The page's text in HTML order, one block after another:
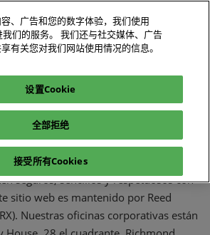
子工厂设施展
1995, Reed Exhibitions
para desarrollar servicios de internet y
seguros, sencillos y respetuosos con
sitio web es mantenido por Reed
Nuestras oficinas corporativas están
、广告和您的数字体验，我们使用
们的服务。 我们还与社交媒体、广告
有关您对我们网站使用情况的信息。
设置Cookie
全部拒绝
接受所有Cookies